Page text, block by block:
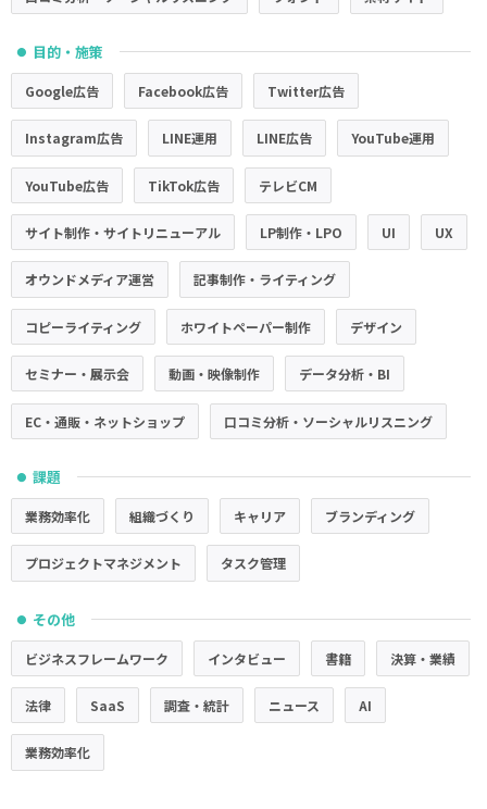
● 目的・施策
Google広告 Facebook広告 Twitter広告
Instagram広告 LINE運用 LINE広告 YouTube運用
YouTube広告 TikTok広告 テレビCM
サイト制作・サイトリニューアル LP制作・LPO UI UX
オウンドメディア運営 記事制作・ライティング
コピーライティング ホワイトペーパー制作 デザイン
セミナー・展示会 動画・映像制作 データ分析・BI
EC・通販・ネットショップ 口コミ分析・ソーシャルリスニング
● 課題
業務効率化 組織づくり キャリア ブランディング
プロジェクトマネジメント タスク管理
● その他
ビジネスフレームワーク インタビュー 書籍 決算・業績
法律 SaaS 調査・統計 ニュース AI
業務効率化